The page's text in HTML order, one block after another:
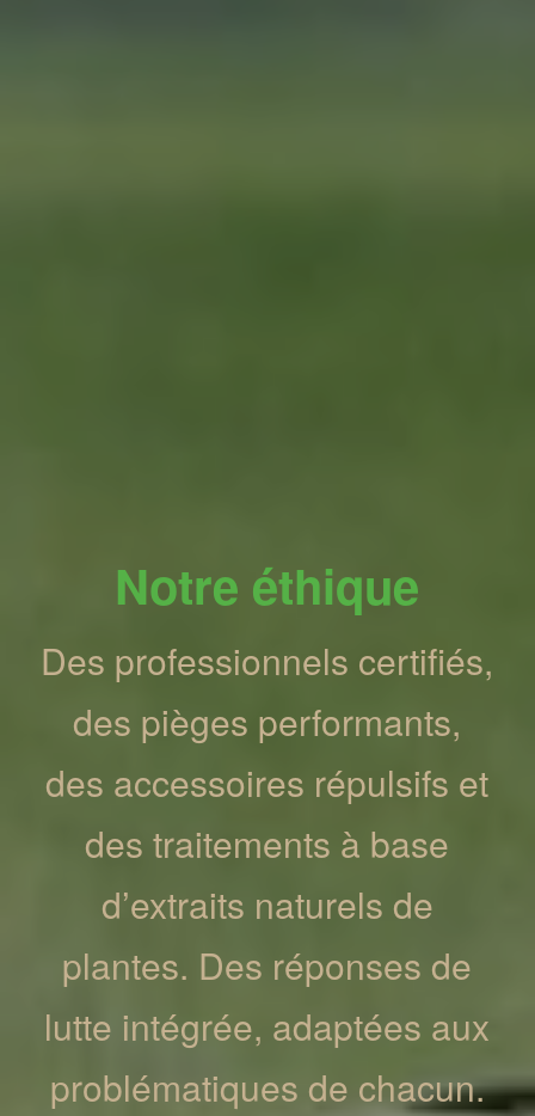
Notre éthique
Des professionnels certifiés,
des pièges performants,
des accessoires répulsifs et
des traitements à base
d’extraits naturels de
plantes. Des réponses de
lutte intégrée, adaptées aux
problématiques de chacun.